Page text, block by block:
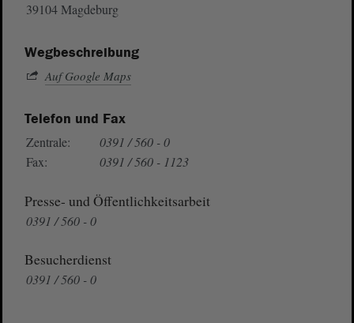
39104 Magdeburg
Wegbeschreibung
Auf Google Maps
Telefon und Fax
Zentrale:
0391 / 560 - 0
Fax:
0391 / 560 - 1123
Presse- und Öffentlichkeitsarbeit
0391 / 560 - 0
Besucherdienst
0391 / 560 - 0